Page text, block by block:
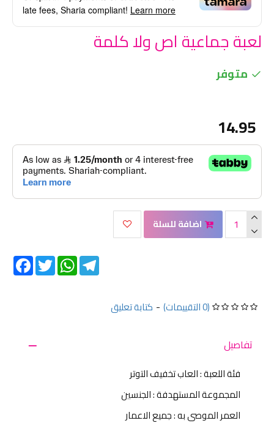
late fees, Sharia compliant! Learn more
لعبة جماعية اص ولا كلمة
متوفر
(0 التقييمات) - كتابة تعليق
14.95
اضافة للسلة
Twitter
WhatsAppTelegram
تفاصيل
فئة اللعبة : العاب تخفيف التوتر
المجموعة المستهدفة : الجنسين
العمر الموصى به : جميع الاعمار